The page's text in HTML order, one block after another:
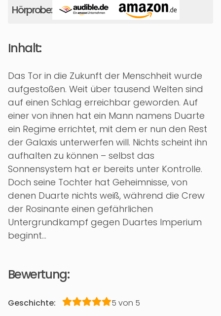
Hörprobe:
Inhalt:
Das Tor in die Zukunft der Menschheit wurde
aufgestoßen. Weit über tausend Welten sind
auf einen Schlag erreichbar geworden. Auf
einer von ihnen hat ein Mann namens Duarte
ein Regime errichtet, mit dem er nun den Rest
der Galaxis unterwerfen will. Nichts scheint ihn
aufhalten zu können – selbst das
Sonnensystem hat er bereits unter Kontrolle.
Doch seine Tochter hat Geheimnisse, von
denen Duarte nichts weiß, während die Crew
der Rosinante einen gefährlichen
Untergrundkampf gegen Duartes Imperium
beginnt…
Bewertung:
Geschichte:
5 von 5